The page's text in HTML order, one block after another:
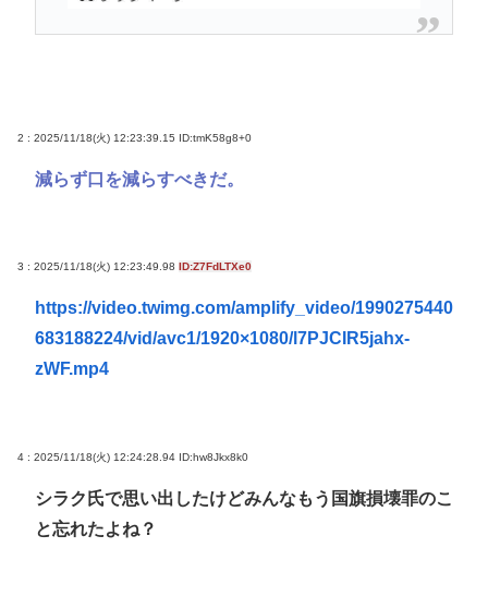
2 : 2025/11/18(火) 12:23:39.15 ID:tmK58g8+0
減らず口を減らすべきだ。
3 : 2025/11/18(火) 12:23:49.98 ID:Z7FdLTXe0
https://video.twimg.com/amplify_video/1990275440
683188224/vid/avc1/1920×1080/l7PJCIR5jahx-
zWF.mp4
4 : 2025/11/18(火) 12:24:28.94 ID:hw8Jkx8k0
シラク氏で思い出したけどみんなもう国旗損壊罪のこ
と忘れたよね？